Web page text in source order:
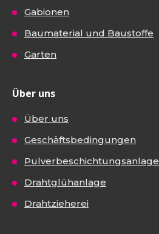
Gabionen
Baumaterial und Baustoffe
Garten
Über uns
Über uns
Geschäftsbedingungen
Pulverbeschichtungsanlage
Drahtglühanlage
Drahtzieherei